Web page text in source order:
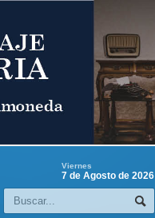
Viernes
7 de Agosto de 2026